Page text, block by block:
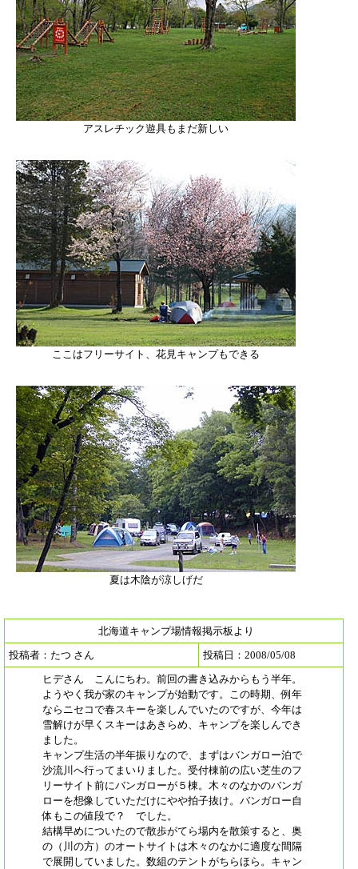
アスレチック遊具もまだ新しい
ここはフリーサイト、花見キャンプもできる
夏は木陰が涼しげだ
北海道キャンプ場情報掲示板より
投稿者：たつ さん
投稿日：2008/05/08
ヒデさん こんにちわ。前回の書き込みからもう半年。
ようやく我が家のキャンプが始動です。この時期、例年
ならニセコで春スキーを楽しんでいたのですが、今年は
雪解けが早くスキーはあきらめ、キャンプを楽しんでき
ました。
キャンプ生活の半年振りなので、まずはバンガロー泊で
沙流川へ行ってまいりました。受付棟前の広い芝生のフ
リーサイト前にバンガローが５棟。木々のなかのバンガ
ローを想像していただけにやや拍子抜け。バンガロー自
体もこの値段で？ でした。
結構早めについたので散歩がてら場内を散策すると、奥
の（川の方）のオートサイトは木々のなかに適度な間隔
で展開していました。数組のテントがちらほら。キャン